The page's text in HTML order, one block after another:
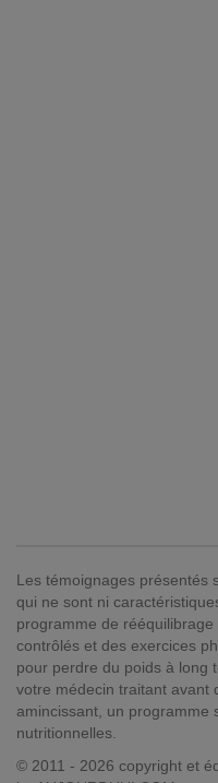
Les témoignages présentés
qui ne sont ni
programme de
contrôlés et des exercices
pour perdre du poids à long
votre médecin traitant avant
amincissant, un programme
nutritionnelles.
© 2011 - 2026 copyright et